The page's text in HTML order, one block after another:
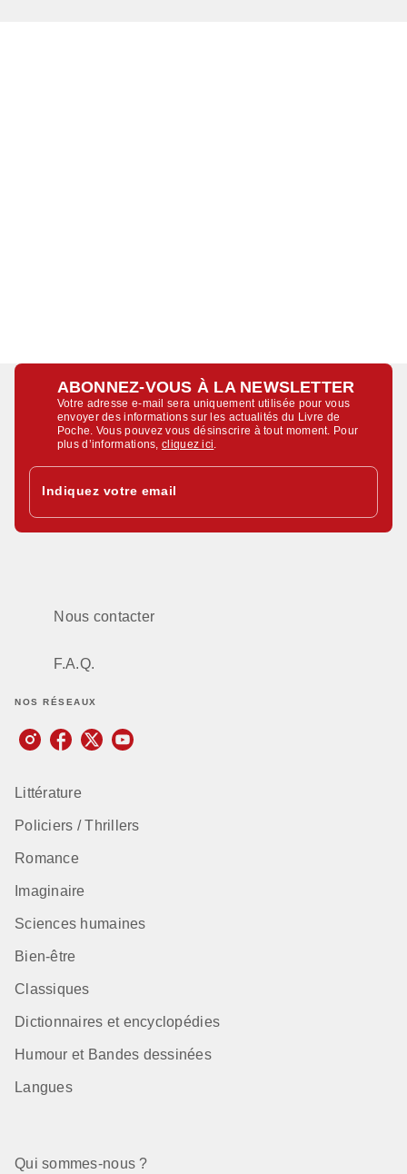
ABONNEZ-VOUS À LA NEWSLETTER
Votre adresse e-mail sera uniquement utilisée pour vous
envoyer des informations sur les actualités du Livre de
Poche. Vous pouvez vous désinscrire à tout moment. Pour
plus d’informations,cliquez ici
Indiquez votre email
Nous contacter
F.A.Q.
NOS RÉSEAUX
Littérature
Policiers / Thrillers
Romance
Imaginaire
Sciences humaines
Bien-être
Classiques
Dictionnaires et encyclopédies
Humour et Bandes dessinées
Langues
Qui sommes-nous ?